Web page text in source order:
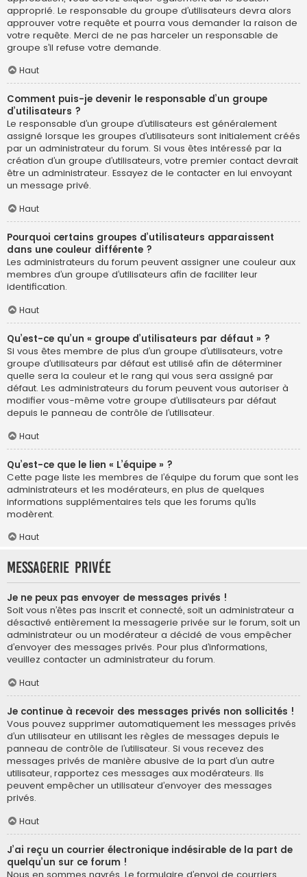
approprié. Le responsable du groupe d’utilisateurs devra alors
approuver votre requête et pourra vous demander la raison de
votre requête. Merci de ne pas harceler un responsable de
groupe s’il refuse votre demande.
Haut
Comment puis-je devenir le responsable d’un groupe
d’utilisateurs ?
Le responsable d’un groupe d’utilisateurs est généralement
assigné lorsque les groupes d’utilisateurs sont initialement créés
par un administrateur du forum. Si vous êtes intéressé par la
création d’un groupe d’utilisateurs, votre premier contact devrait
être un administrateur. Essayez de le contacter en lui envoyant
un message privé.
Haut
Pourquoi certains groupes d’utilisateurs apparaissent
dans une couleur différente ?
Les administrateurs du forum peuvent assigner une couleur aux
membres d’un groupe d’utilisateurs afin de faciliter leur
identification.
Haut
Qu’est-ce qu’un « groupe d’utilisateurs par défaut » ?
Si vous êtes membre de plus d’un groupe d’utilisateurs, votre
groupe d’utilisateurs par défaut est utilisé afin de déterminer
quelle sera la couleur et le rang qui vous sera assigné par
défaut. Les administrateurs du forum peuvent vous autoriser à
modifier vous-même votre groupe d’utilisateurs par défaut
depuis le panneau de contrôle de l’utilisateur.
Haut
Qu’est-ce que le lien « L’équipe » ?
Cette page liste les membres de l’équipe du forum que sont les
administrateurs et les modérateurs, en plus de quelques
informations supplémentaires tels que les forums qu’ils
modèrent.
Haut
Messagerie privée
Je ne peux pas envoyer de messages privés !
Soit vous n’êtes pas inscrit et connecté, soit un administrateur a
désactivé entièrement la messagerie privée sur le forum, soit un
administrateur ou un modérateur a décidé de vous empêcher
d’envoyer des messages privés. Pour plus d’informations,
veuillez contacter un administrateur du forum.
Haut
Je continue à recevoir des messages privés non sollicités !
Vous pouvez supprimer automatiquement les messages privés
d’un utilisateur en utilisant les règles de messages depuis le
panneau de contrôle de l’utilisateur. Si vous recevez des
messages privés de manière abusive de la part d’un autre
utilisateur, rapportez ces messages aux modérateurs. Ils
peuvent empêcher un utilisateur d’envoyer des messages
privés.
Haut
J’ai reçu un courrier électronique indésirable de la part de
quelqu’un sur ce forum !